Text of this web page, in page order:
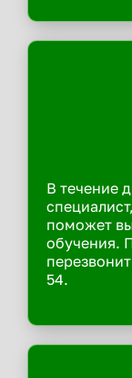
В течение
поможет
обучения.
54.